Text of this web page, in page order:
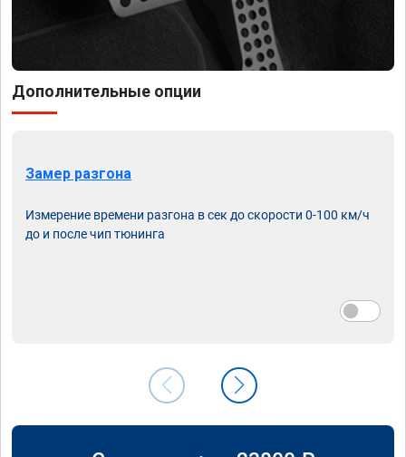
Дополнительные опции
Замер разгона
Измерение времени разгона в сек до скорости 0-100 км/ч
до и после чип тюнинга